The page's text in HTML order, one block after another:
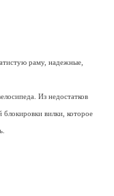
раму, надежные,
Из недостатков
вилки, которое